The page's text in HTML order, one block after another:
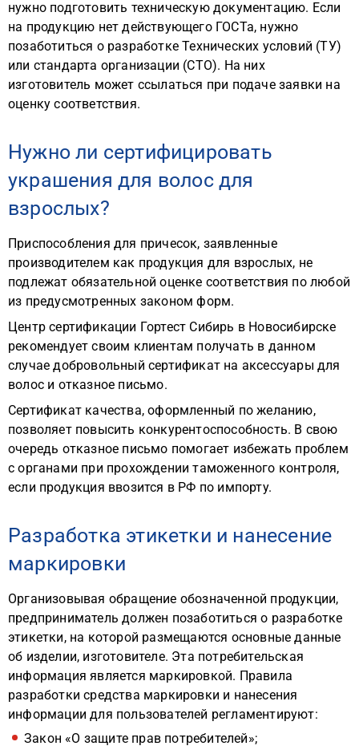
нужно подготовить техническую документацию. Если
на продукцию нет действующего ГОСТа, нужно
позаботиться о разработке Технических условий (ТУ)
или стандарта организации (СТО). На них
изготовитель может ссылаться при подаче заявки на
оценку соответствия.
Нужно ли сертифицировать
украшения для волос для
взрослых?
Приспособления для причесок, заявленные
производителем как продукция для взрослых, не
подлежат обязательной оценке соответствия по любой
из предусмотренных законом форм.
Центр сертификации Гортест Сибирь в Новосибирске
рекомендует своим клиентам получать в данном
случае добровольный сертификат на аксессуары для
волос и отказное письмо.
Сертификат качества, оформленный по желанию,
позволяет повысить конкурентоспособность. В свою
очередь отказное письмо помогает избежать проблем
с органами при прохождении таможенного контроля,
если продукция ввозится в РФ по импорту.
Разработка этикетки и нанесение
маркировки
Организовывая обращение обозначенной продукции,
предприниматель должен позаботиться о разработке
этикетки, на которой размещаются основные данные
об изделии, изготовителе. Эта потребительская
информация является маркировкой. Правила
разработки средства маркировки и нанесения
информации для пользователей регламентируют:
Закон «О защите прав потребителей»;